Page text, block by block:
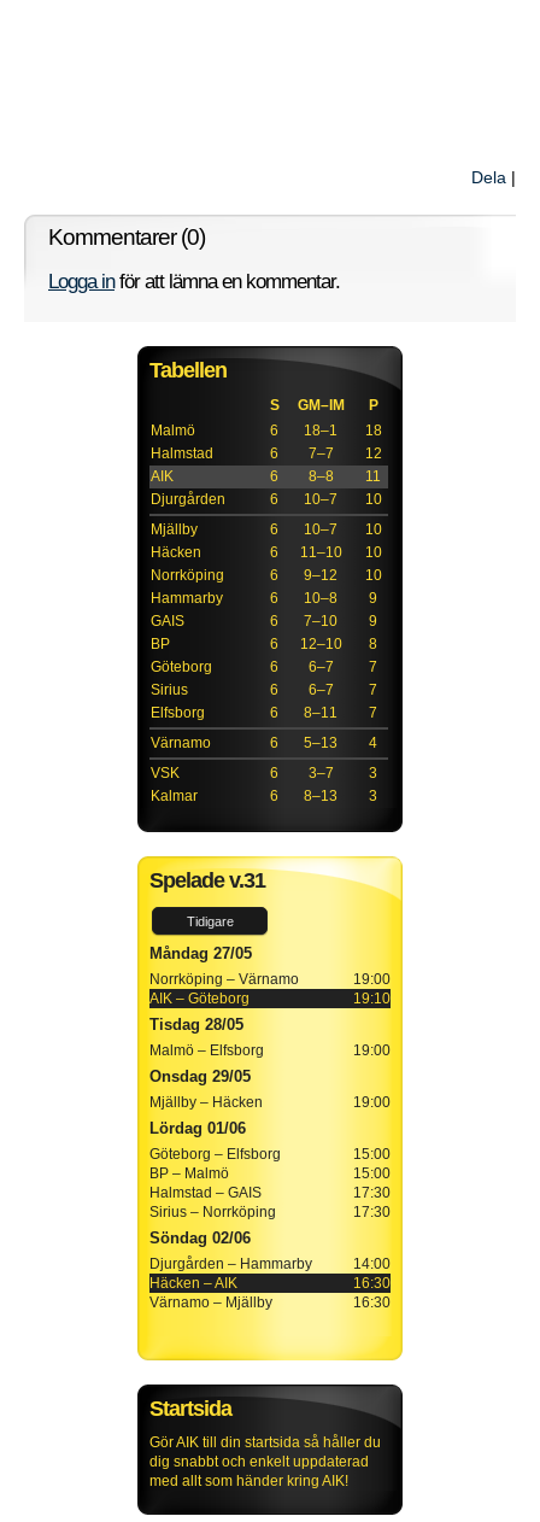
Dela |
Kommentarer (0)
Logga inför att lämna en kommentar.
Tabellen
S GM–IM
P
Malmö
6 18–1
18
Halmstad
6 7–7
12
AIK
6 8–8
11
Djurgården
6 10–7
10
Mjällby
6 10–7
10
Häcken
6 11–10
10
Norrköping
6 9–12
10
Hammarby
6 10–8
9
GAIS
6 7–10
9
BP
6 12–10
8
Göteborg
6 6–7
7
Sirius
6 6–7
7
Elfsborg
6 8–11
7
Värnamo
6 5–13
4
VSK
6 3–7
3
Kalmar
6 8–13 3
Spelade v.31
Tidigare
Måndag 27/05
19:00
Norrköping – Värnamo
19:10
AIK – Göteborg
Tisdag 28/05
19:00
Malmö – Elfsborg
Onsdag 29/05
19:00
Mjällby – Häcken
Lördag 01/06
15:00
Göteborg – Elfsborg
15:00
BP – Malmö
17:30
Halmstad – GAIS
17:30
Sirius – Norrköping
Söndag 02/06
14:00
Djurgården – Hammarby
16:30
Häcken – AIK
16:30
Värnamo – Mjällby
Startsida
Gör AIK till din startsida så håller du
dig snabbt och enkelt uppdaterad
med allt som händer kring AIK!